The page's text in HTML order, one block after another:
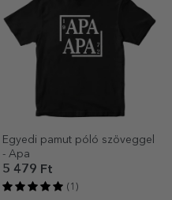
Egyedi pamut póló szöveggel
- Apa
5 479 Ft
(1)